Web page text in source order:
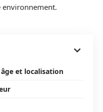
et localisation